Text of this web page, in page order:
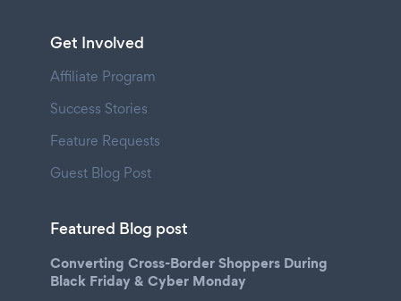
Get Involved
Affiliate Program
Success Stories
Feature Requests
Guest Blog Post
Featured Blog post
Converting Cross-Border Shoppers During
Black Friday & Cyber Monday